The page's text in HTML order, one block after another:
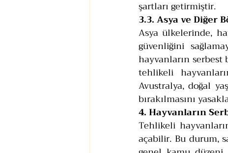
şartları getirmiştir.
3.3. Asya ve Diğer
Asya ülkelerinde,
güvenliğini
hayvanların serbest
tehlikeli
Avustralya, doğal
bırakılmasını
4. Hayvanların
Tehlikeli
açabilir. Bu durum,